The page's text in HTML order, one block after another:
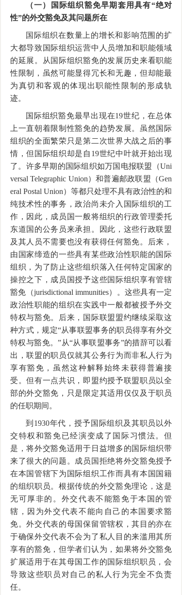
（一）国际组织豁免早期套用具有“绝对
性”的外交豁免及其问题所在
国际组织在数量上的增长和影响范围的扩
大都导致国际组织运营中人员增加和职能领域
的延展。从国际组织豁免的发展历史来看职能
性限制，虽然可能显得冗长和无趣，但却能最
为真切和客观的体现出职能性限制的形成轨
迹。
国际组织豁免最早出现在19世纪，在总体
上一直朝着限制性豁免的趋势发展。虽然国际
组织的全面繁荣只是第二次世界大战之后的事
情，但国际组织却是自19世纪中叶就开始出现
了。许多早期的国际组织如万国电报联盟（Uni
versal Telegraphic Union）和普遍邮政联盟（Gen
eral Postal Union）等都只处理不具有政治性的和
纯技术性的事务，政治尚未介入国际组织的工
作，因此，成员国一般将组织的行政管理委托
东道国的公务员来承担。因此，这些行政联盟
及其人员不需要也没有获得任何豁免。后来，
由国家缔造的一些具有某些政治性职能的国际
组织，为了防止这些组织落入任何特定国家的
操控之下，成员国授予这些国际组织享有管辖
豁免（jurisdictional immunities）。这些具有一定
政治性职能的组织在实践中一般都被授予外交
特权与豁免。后来，国际联盟盟约继续采取这
种方式，规定“从事联盟事务的职员得享有外交
特权与豁免。”从“从事联盟事务”的措辞可以看
出，联盟的职员仅就其公务行为而非私人行为
享有豁免，虽然这种解释始终未获得普遍接
受。但有一点共识，即盟约授予联盟职员以全
部的外交豁免，只是限定其适用仅仅及于职员
的任职期间。
到1930年代，授予国际组织及其职员以外
交特权和豁免已经演变成了国际习惯法。但
是，将外交豁免适用于日益增多的国际组织带
来了很大的问题。成员国拒绝将外交豁免授予
在本国管辖下为国际组织工作而具有本国国籍
的组织职员。根据传统的外交豁免理论，这是
无可厚非的。外交代表不能豁免于本国的管
辖，因为外交代表不能向自己的本国要求豁
免。外交代表的母国保留管辖权，其目的亦在
于确保外交代表不会为了私人目的来滥用其所
享有的豁免，但学者们认为，如果将外交豁免
扩展适用于在其母国工作的国际组织职员，会
导致这些职员对自己的私人行为完全不负责
任。